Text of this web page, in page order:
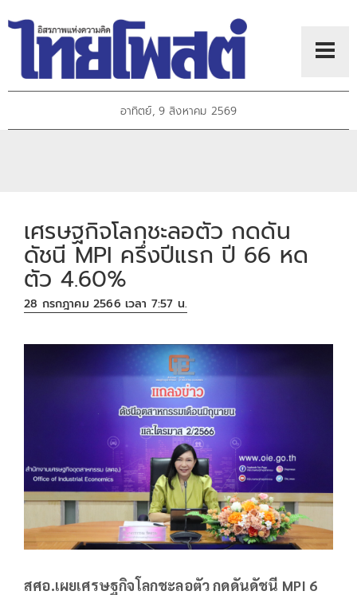
อาทิตย์, 9 สิงหาคม 2569
เศรษฐกิจโลกชะลอตัว กดดัน
ดัชนี MPI ครึ่งปีแรก ปี 66 หด
ตัว 4.60%
28 กรกฎาคม 2566 เวลา 7:57 น.
สศอ.เผยเศรษฐกิจโลกชะลอตัว กดดันดัชนี MPI 6